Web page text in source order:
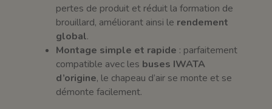
pertes de produit et réduit la formation de
brouillard, améliorant ainsi le rendement
global.
Montage simple et rapide : parfaitement
compatible avec les buses IWATA
d’origine, le chapeau d’air se monte et se
démonte facilement.